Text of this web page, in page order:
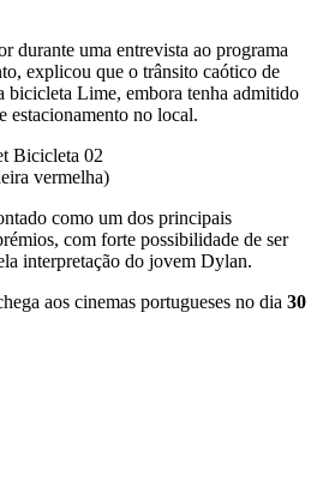
durante uma entrevista ao programa
explicou que o trânsito caótico de
bicicleta Lime, embora tenha admitido
estacionamento no local.
vermelha)
como um dos principais
com forte possibilidade de ser
interpretação do jovem Dylan.
aos cinemas portugueses no dia 30